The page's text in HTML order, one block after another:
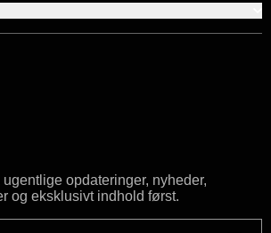
opdateringer, nyheder,
og eksklusivt indhold først.